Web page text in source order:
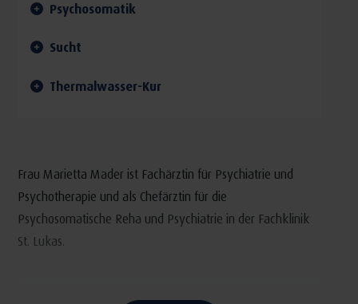
Psychosomatik
Sucht
Thermalwasser-Kur
Frau Marietta Mader ist Fachärztin für Psychiatrie und
Psychotherapie und als Chefärztin für die
Psychosomatische Reha und Psychiatrie in der Fachklinik
St. Lukas.